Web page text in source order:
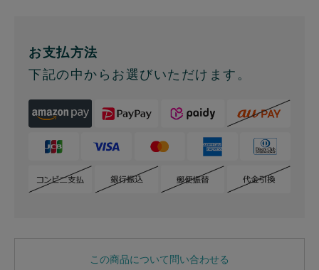
お支払方法
下記の中からお選びいただけます。
この商品について問い合わせる